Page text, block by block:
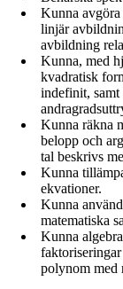
Kunna
linjär
avbildning
Kunna, med
kvadratisk
indefinit, samt
Kunna räkna
belopp och
tal beskrivs
Kunna
ekvationer.
Kunna
matematiska
Kunna
polynom med